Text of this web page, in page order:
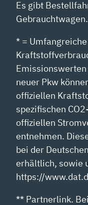
Es gibt
Gebrauchtwagen.
* =
neuer Pkw
offiziellen
spezifischen
offiziellen
entnehmen.
bei der
erhältlich, sowie
https://
** Partnerlink.